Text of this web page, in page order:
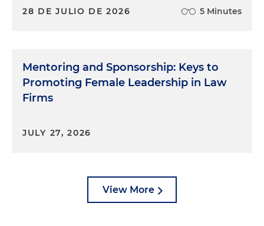
28 DE JULIO DE 2026 5 Minutes
Mentoring and Sponsorship: Keys to
Promoting Female Leadership in Law
Firms
JULY 27, 2026
View More